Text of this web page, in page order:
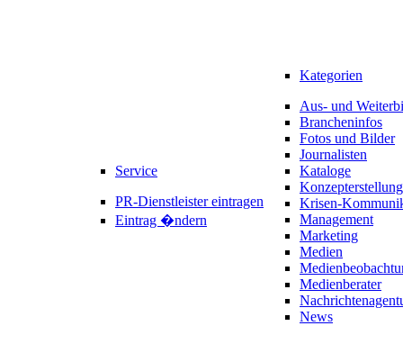
Service
PR-Dienstleister eintragen
Eintrag �ndern
Kategorien
Aus- und
Brancheninfos
Fotos und Bilder
Journalisten
Kataloge
Konzepterstellung
Krisen-
Management
Marketing
Medien
Medienberater
News